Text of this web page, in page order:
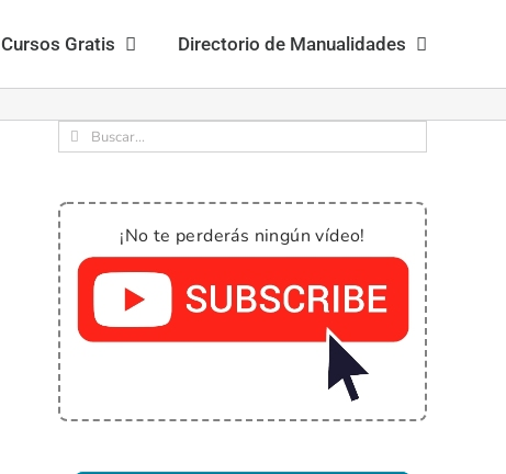
Cursos Gratis Directorio de Manualidades
Buscar:
¡No te perderás ningún vídeo!